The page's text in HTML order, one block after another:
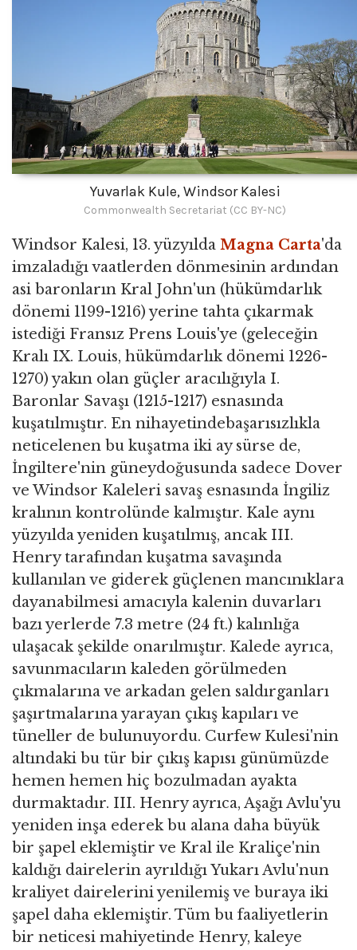
Yuvarlak Kule, Windsor Kalesi
Commonwealth Secretariat (CC BY-NC)
Windsor Kalesi, 13. yüzyılda Magna Carta'da
imzaladığı vaatlerden dönmesinin ardından
asi baronların Kral John'un (hükümdarlık
dönemi 1199-1216) yerine tahta çıkarmak
istediği Fransız Prens Louis'ye (geleceğin
Kralı IX. Louis, hükümdarlık dönemi 1226-
1270) yakın olan güçler aracılığıyla I.
Baronlar Savaşı (1215-1217) esnasında
kuşatılmıştır. En nihayetindebaşarısızlıkla
neticelenen bu kuşatma iki ay sürse de,
İngiltere'nin güneydoğusunda sadece Dover
ve Windsor Kaleleri savaş esnasında İngiliz
kralının kontrolünde kalmıştır. Kale aynı
yüzyılda yeniden kuşatılmış, ancak III.
Henry tarafından kuşatma savaşında
kullanılan ve giderek güçlenen mancınıklara
dayanabilmesi amacıyla kalenin duvarları
bazı yerlerde 7.3 metre (24 ft.) kalınlığa
ulaşacak şekilde onarılmıştır. Kalede ayrıca,
savunmacıların kaleden görülmeden
çıkmalarına ve arkadan gelen saldırganları
şaşırtmalarına yarayan çıkış kapıları ve
tüneller de bulunuyordu. Curfew Kulesi'nin
altındaki bu tür bir çıkış kapısı günümüzde
hemen hemen hiç bozulmadan ayakta
durmaktadır. III. Henry ayrıca, Aşağı Avlu'yu
yeniden inşa ederek bu alana daha büyük
bir şapel eklemiştir ve Kral ile Kraliçe'nin
kaldığı dairelerin ayrıldığı Yukarı Avlu'nun
kraliyet dairelerini yenilemiş ve buraya iki
şapel daha eklemiştir. Tüm bu faaliyetlerin
bir neticesi mahiyetinde Henry, kaleye